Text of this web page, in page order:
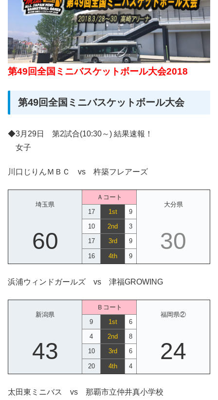
第49回全国ミニバスケットボール大会2018
第49回全国ミニバスケットボール大会
◆3月29日 第2試合(10:30～) 結果速報！
女子
川口じりんＭＢＣ vs 杵築フレアーズ
埼玉県
Ａコート
大分県
17
1st 9
60
10 2nd 3
30
17 3rd 9
16 4th 9
浜浦ウィンドガールズ vs 津福GROWING
新潟県
Ｂコート
福岡県②
9
1st 6
43
4 2nd 8
24
10 3rd 6
20 4th 4
太田東ミニバス vs 那覇市立仲井真小学校